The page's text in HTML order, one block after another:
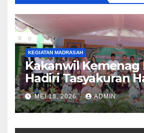
KEGIATAN MADRASAH
Kakanwil Kemenag
Hadiri Tasyakuran
29 dan Lepas Pisah
Kelas IX MTsN 1
Barat
MEI 18, 2026 ADMIN